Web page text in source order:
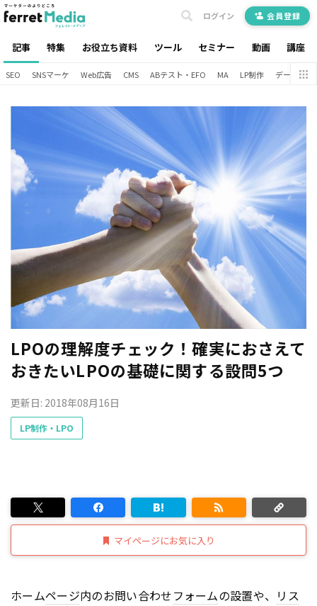
記事 特集 お役立ち資料 ツール セミナー 動画 講座
ログイン 会員登録
SEO SNSマーケ Web広告 CMS ABテスト・EFO MA LP制作 データ分析
LPOの理解度チェック！確実におさえて
おきたいLPOの基礎に関する設問5つ
更新日: 2018年08月16日
LP制作・LPO
マイページにお気に入り
ホームページ内のお問い合わせフォームの設置や、 リス